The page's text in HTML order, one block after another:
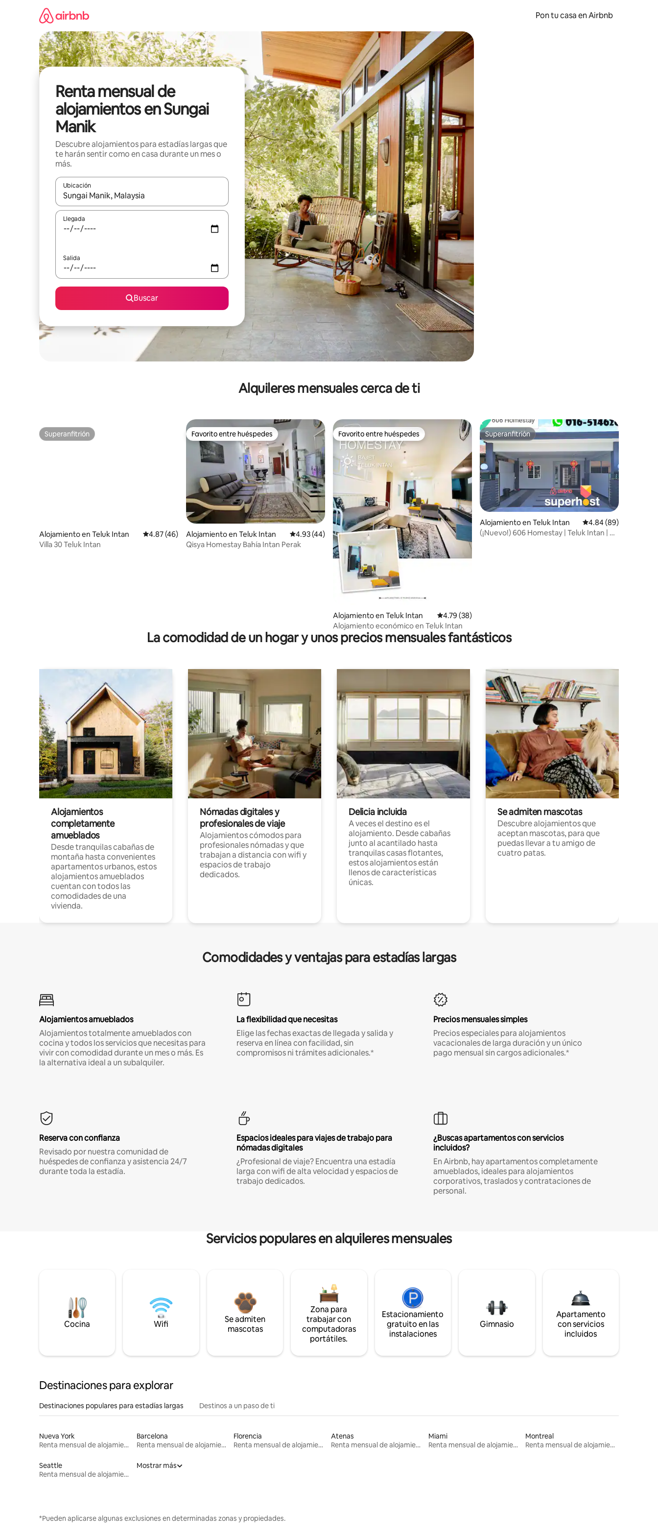
Pon tu casa en Airbnb
Renta mensual de
alojamientos en Sungai
Manik
Descubre alojamientos para estadías largas que
te harán sentir como en casa durante un mes o
más.
Ubicación
Cuando los resultados estén disponibles, navega con las teclas de flecha hacia arriba y hacia abajo o explora con el tacto o desliza el dedo.
Llegada
Salida
Buscar
Alquileres mensuales cerca de ti
Superanfitrión
Superanfitrión
Alojamiento en Teluk Intan Calificación promedio: 4.87 de 5, 46 reseñas
4.87 (46)
Villa 30 Teluk Intan
Favorito entre huéspedes
Favorito entre huéspedes
Alojamiento en Teluk Intan Calificación promedio: 4.93 de 5, 44 reseñas
4.93 (44)
Qisya Homestay Bahía Intan Perak
Favorito entre huéspedes
Favorito entre huéspedes
Alojamiento en Teluk Intan Calificación promedio: 4.79 de 5, 38 reseñas
4.79 (38)
Alojamiento económico en Teluk Intan
Superanfitrión
Superanfitrión
Alojamiento en Teluk Intan Calificación
4.84 (89)
(¡Nuevo!) 606 Homestay | Teluk Intan | A
La comodidad de un hogar y unos precios mensuales fantásticos
Alojamientos
completamente
amueblados
Desde tranquilas cabañas de
montaña hasta convenientes
apartamentos urbanos, estos
alojamientos amueblados
cuentan con todos las
comodidades de una
vivienda.
Nómadas digitales y
profesionales de viaje
Alojamientos cómodos para
profesionales nómadas y que
trabajan a distancia con wifi y
espacios de trabajo
dedicados.
Delicia incluida
A veces el destino es el
alojamiento. Desde cabañas
junto al acantilado hasta
tranquilas casas flotantes,
estos alojamientos están
llenos de características
únicas.
Se admiten mascotas
Descubre alojamientos que
aceptan mascotas, para que
puedas llevar a tu amigo de
cuatro patas.
Comodidades y ventajas para estadías largas
Alojamientos amueblados
Alojamientos totalmente amueblados con
cocina y todos los servicios que necesitas para
vivir con comodidad durante un mes o más. Es
la alternativa ideal a un subalquiler.
La flexibilidad que necesitas
Elige las fechas exactas de llegada y salida y
reserva en línea con facilidad, sin
compromisos ni trámites adicionales.*
Precios mensuales simples
Precios especiales para alojamientos
vacacionales de larga duración y un único
pago mensual sin cargos adicionales.*
Reserva con confianza
Revisado por nuestra comunidad de
huéspedes de confianza y asistencia 24/7
durante toda la estadía.
Espacios ideales para viajes de trabajo para
nómadas digitales
¿Profesional de viaje? Encuentra una estadía
larga con wifi de alta velocidad y espacios de
trabajo dedicados.
¿Buscas apartamentos con servicios
incluidos?
En Airbnb, hay apartamentos completamente
amueblados, ideales para alojamientos
corporativos, traslados y contrataciones de
personal.
Servicios populares en alquileres mensuales
Cocina Wifi
Se admiten
mascotas
Zona para
trabajar con
computadoras
portátiles.
Estacionamiento
gratuito en las
instalaciones
Gimnasio
Apartamento
con servicios
incluidos
Destinaciones para explorar
Destinaciones populares para estadías largas Destinos a un paso de ti
Nueva York
Renta mensual de alojamientos
Barcelona
Renta mensual de alojamientos
Florencia
Renta mensual de alojamientos
Atenas
Renta mensual de alojamientos
Miami
Renta mensual de alojamientos
Montreal
Renta mensual de alojamientos
Seattle
Renta mensual de alojamientos
Mostrar más
*Pueden aplicarse algunas exclusiones en determinadas zonas y propiedades.